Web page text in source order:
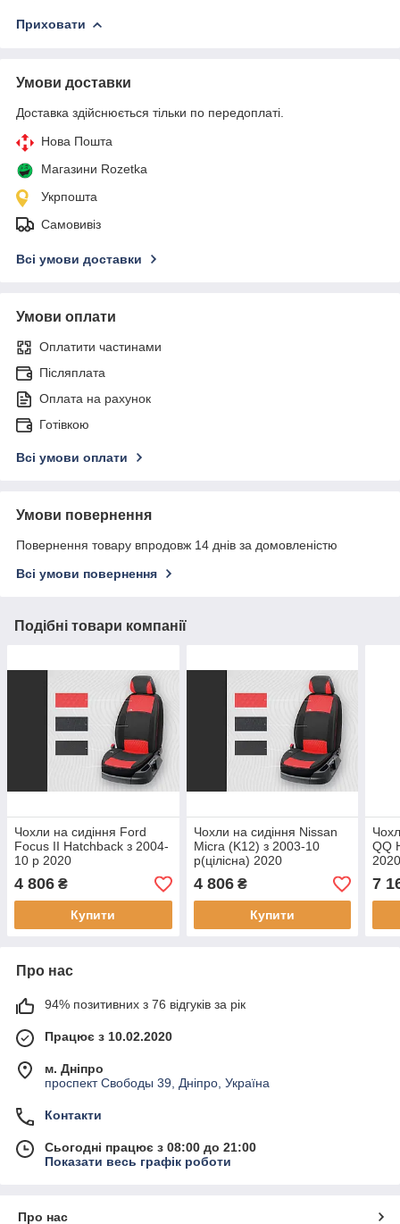
Приховати
Умови доставки
Доставка здійснюється тільки по передоплаті.
Нова Пошта
Магазини Rozetka
Укрпошта
Самовивіз
Всі умови доставки
Умови оплати
Оплатити частинами
Післяплата
Оплата на рахунок
Готівкою
Всі умови оплати
Умови повернення
Повернення товару впродовж 14 днів за домовленістю
Всі умови повернення
Подібні товари компанії
Чохли на сидіння Ford
Focus II Hatchback з 2004-
10 р 2020
4 806 ₴
Купити
Чохли на сидіння Nissan
Micra (K12) з 2003-10
р(цілісна) 2020
4 806₴
Купити
QQ
7
Про нас
94% позитивних з 76 відгуків за рік
Працює з 10.02.2020
м. Дніпро
проспект Свободы 39, Дніпро, Україна
Контакти
Сьогодні працює з 08:00 до 21:00
Показати весь графік роботи
Про нас